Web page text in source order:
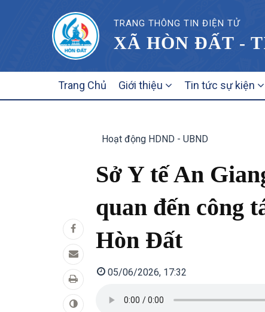
TRANG THÔNG TIN ĐIỆN TỬ
XÃ HÒN ĐẤT -
NAVIGATION
Trang Chủ Giới thiệu Tin tức sự kiện
Hoạt động HDND - UBND
Sở Y tế An
quan đến công
Hòn Đất
05/06/2026, 17:32